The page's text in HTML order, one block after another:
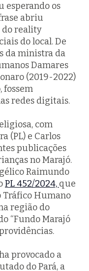
esperando os
abriu
do reality
do local. De
da ministra da
Damares
(2019-2022)
fossem
redes digitais.
com
(PL) e Carlos
publicações
no Marajó.
Raimundo
PL 452/2024, que
Tráfico Humano
região do
“Fundo Marajó
provocado a
do Pará, a